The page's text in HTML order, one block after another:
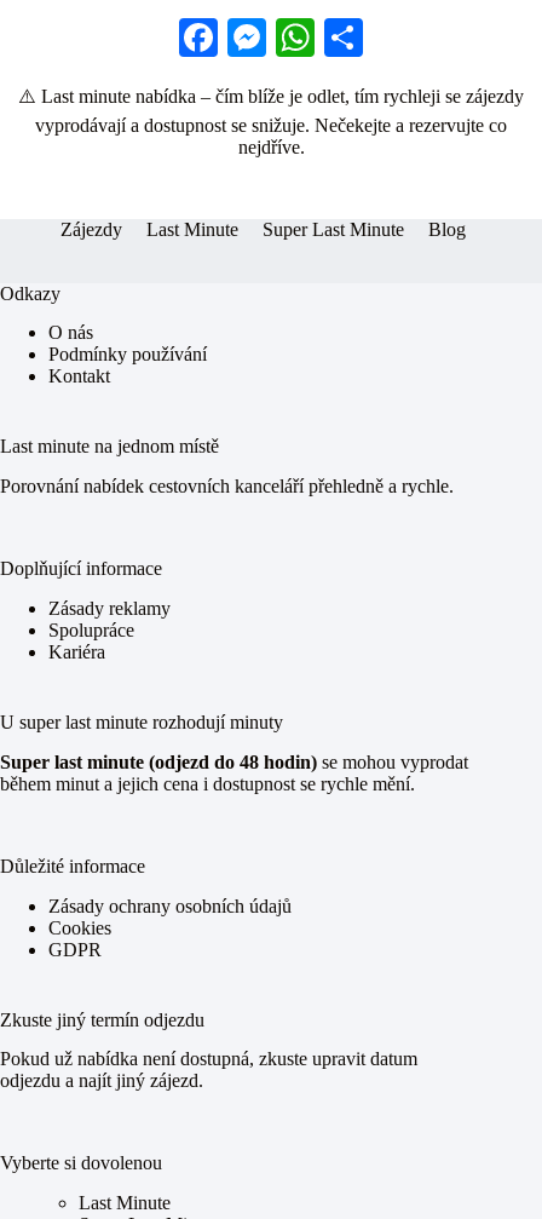
Fa
bo
ok
M
se
ng
W
ts re
⚠️ Last minute nabídka – čím blíže je odlet, tím rychleji se zájezdy
vyprodávají a dostupnost se snižuje. Nečekejte a rezervujte co
nejdříve.
Zájezdy Last Minute Super Last Minute Blog
Odkazy
O nás
Podmínky používání
Kontakt
Last minute na jednom místě
Porovnání nabídek cestovních kanceláří přehledně a rychle.
Doplňující informace
Zásady reklamy
Spolupráce
Kariéra
U super last minute rozhodují minuty
Super last minute (odjezd do 48 hodin) se mohou vyprodat
během minut a jejich cena i dostupnost se rychle mění.
Důležité informace
Zásady ochrany osobních údajů
Cookies
GDPR
Zkuste jiný termín odjezdu
Pokud už nabídka není dostupná, zkuste upravit datum
odjezdu a najít jiný zájezd.
Vyberte si dovolenou
Last Minute